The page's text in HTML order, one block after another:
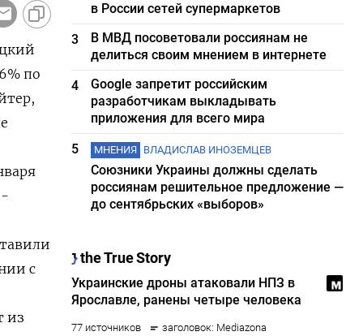
по
-
с
из
в России сетей супермаркетов
3
В МВД посоветовали россиянам не
делиться своим мнением в интернете
4
Google запретит российским
разработчикам выкладывать
приложения для всего мира
5
МНЕНИЯ ВЛАДИСЛАВ ИНОЗЕМЦЕВ
Союзники Украины должны сделать
россиянам решительное предложение —
до сентябрьских «выборов»